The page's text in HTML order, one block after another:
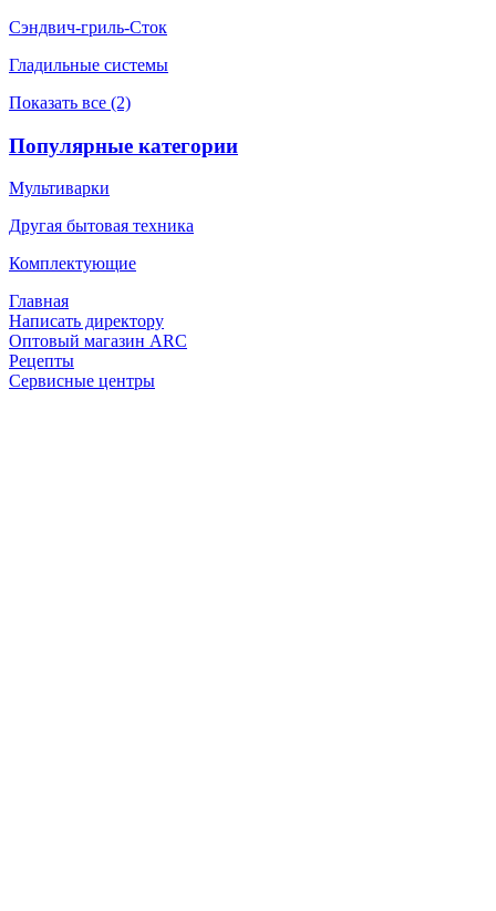
Сэндвич-гриль-Сток
Гладильные системы
Показать все (2)
Популярные категории
Мультиварки
Другая бытовая техника
Комплектующие
Главная
Написать директору
Оптовый магазин ARC
Рецепты
Сервисные центры